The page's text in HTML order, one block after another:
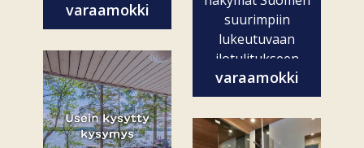
varaamokki
suurimpiin
lukeutuvaan
ilotulitukseen
ovat vain...
varaamokki